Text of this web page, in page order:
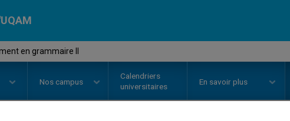
en grammaire II
Nos campus
Calendriers
universitaires
En savoir plus